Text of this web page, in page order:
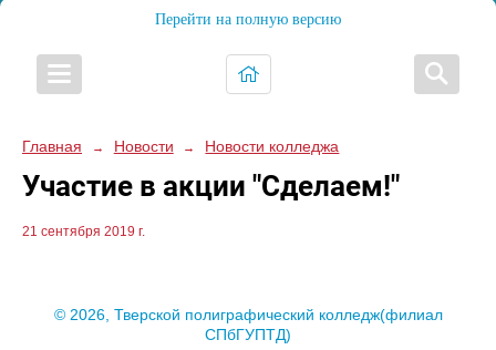
Перейти на полную версию
Главная → Новости → Новости колледжа
Участие в акции "Сделаем!"
21 сентября 2019 г.
© 2026, Тверской полиграфический колледж(филиал
СПбГУПТД)